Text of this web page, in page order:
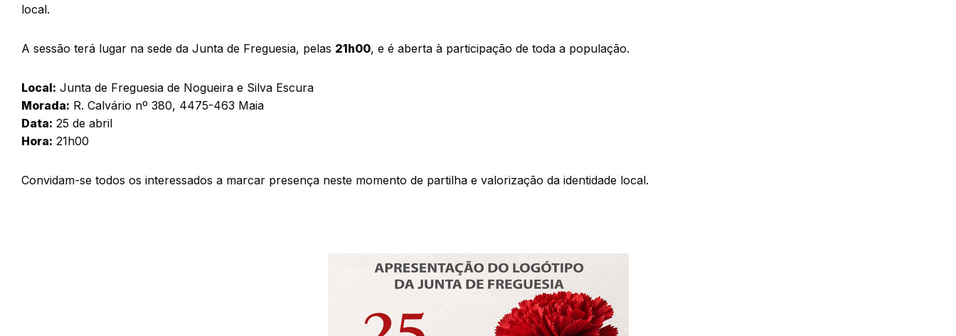
local.
A sessão terá lugar na sede da Junta de Freguesia, pelas 21h00, e é aberta à participação de toda a população.
Local: Junta de Freguesia de Nogueira e Silva Escura
Morada: R. Calvário nº 380, 4475-463 Maia
Data: 25 de abril
Hora: 21h00
Convidam-se todos os interessados a marcar presença neste momento de partilha e valorização da identidade local.